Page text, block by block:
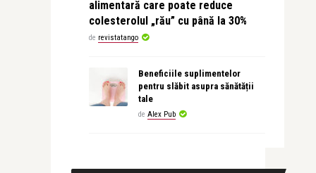
alimentară care poate reduce
colesterolul „rău” cu până la 30%
de revistatango
Beneficiile suplimentelor
pentru slăbit asupra sănătății
tale
de Alex Pub